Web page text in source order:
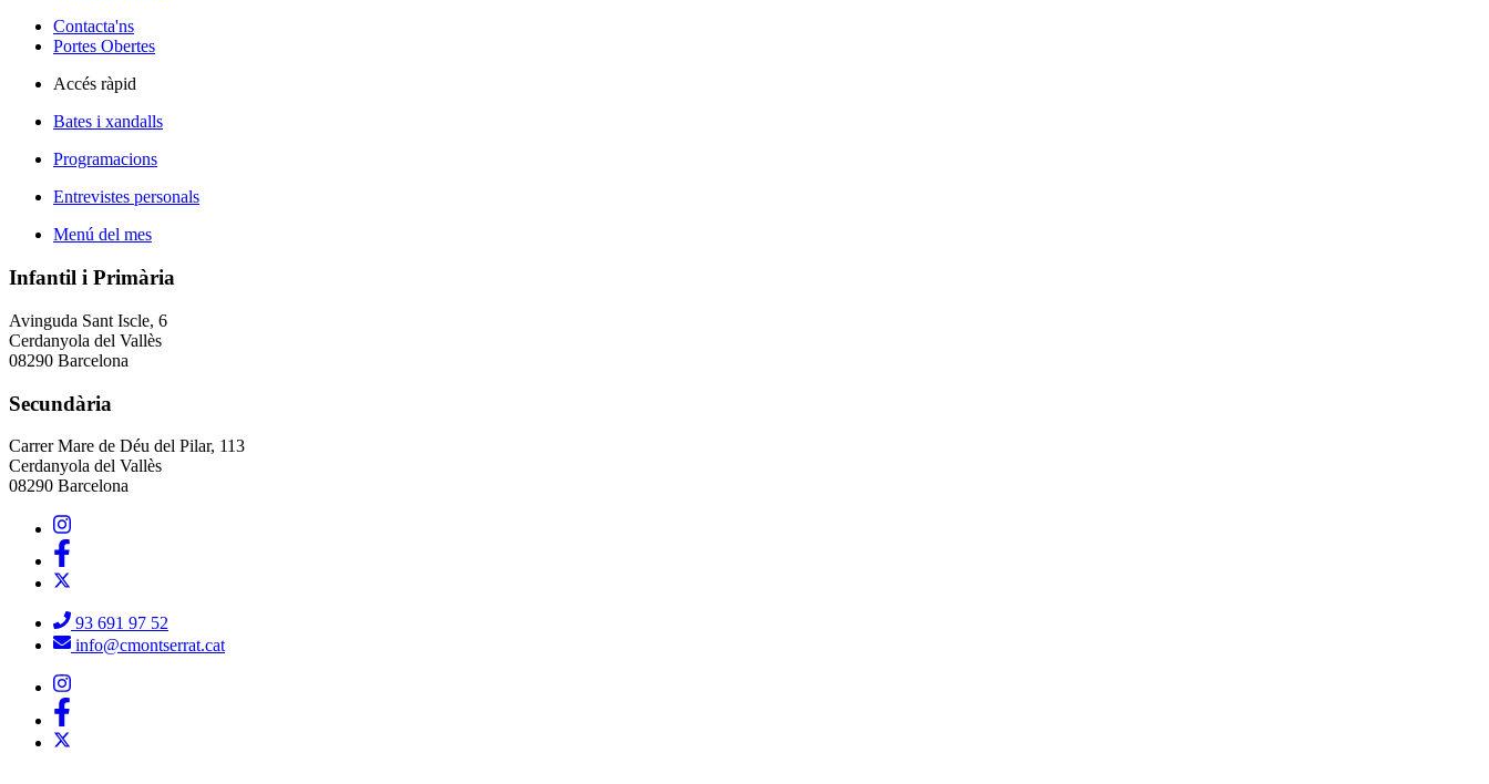
Contacta'ns
Portes Obertes
Accés ràpid
Bates i xandalls
Programacions
Entrevistes personals
Menú del mes
Infantil i Primària
Avinguda Sant Iscle, 6
Cerdanyola del Vallès
08290 Barcelona
Secundària
Carrer Mare de Déu del Pilar, 113
Cerdanyola del Vallès
08290 Barcelona
93 691 97 52
info@cmontserrat.cat